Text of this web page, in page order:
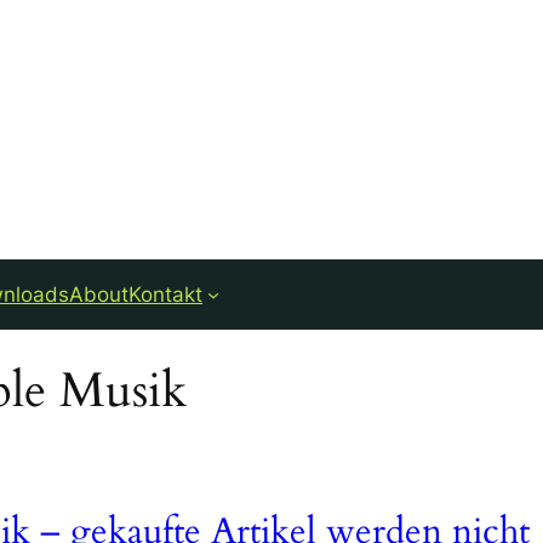
AboutKontakt
Musik
– gekaufte Artikel werden nicht